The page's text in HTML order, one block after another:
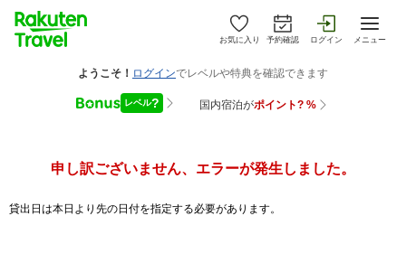
お気に入り 予約確認 ログイン メニュー
申し訳ございません、エラーが発生しました。
貸出日は本日より先の日付を指定する必要があります。